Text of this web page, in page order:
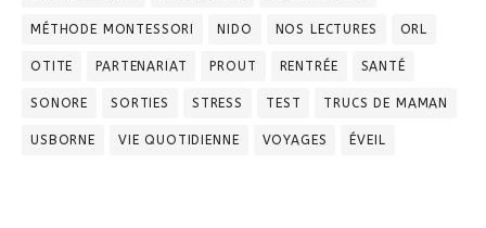
MÉTHODE MONTESSORI NIDO NOS LECTURES ORL
OTITE PARTENARIAT PROUT RENTRÉE SANTÉ
SONORE SORTIES STRESS TEST TRUCS DE MAMAN
USBORNE VIE QUOTIDIENNE VOYAGES ÉVEIL